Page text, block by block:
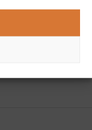
juist deze